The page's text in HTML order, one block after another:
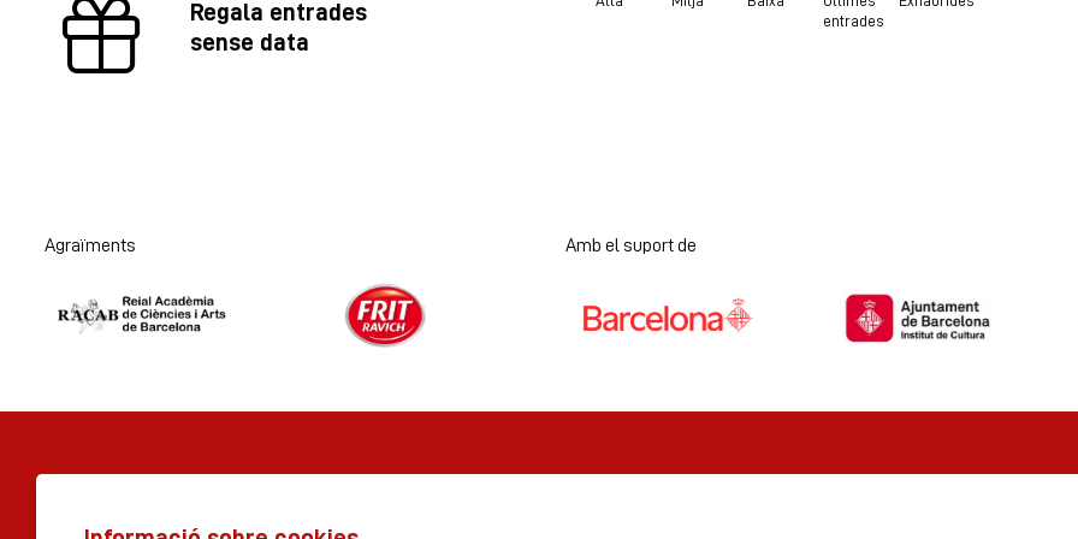
Regala entrades
sense data
entrades
Agraïments Amb el suport de